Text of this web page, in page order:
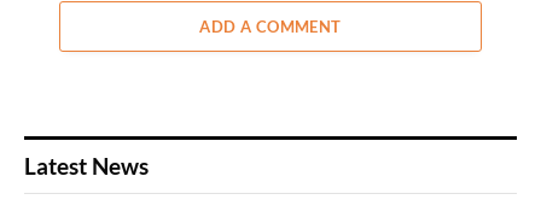
ADD A COMMENT
Latest News